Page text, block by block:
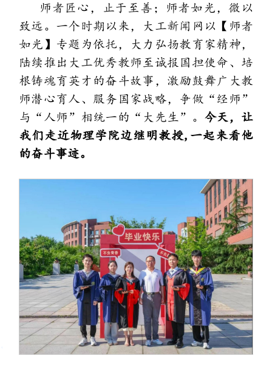
师者匠心，止于至善；师者如光，微以
致远。一个时期以来，大工新闻网以【师者
如光】专题为依托，大力弘扬教育家精神，
陆续推出大工优秀教师至诚报国担使命、培
根铸魂育英才的奋斗故事，激励鼓舞广大教
师潜心育人、服务国家战略，争做“经师”
与“人师”相统一的“大先生”。 今天，让
我们走近物理学院边继明教授,一起来看他
的奋斗事迹。